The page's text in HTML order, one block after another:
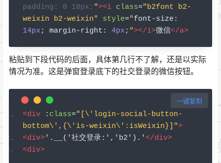
padding: 0 10px; "><i class="b2font b2-
weixin b2-weixin"
style="font-size :
14px ; margin-right : 4px ; "></i>微信</a>
粘贴到下段代码的后面，具体第几行不了解，还是以实际
情况为准。这是弹窗登录底下的社交登录的微信按钮。
<div : class="[\'login-social-button-
bottom\',{\'is-weixin\':isWeixin}]">
<div>'.__('社交登录:','b2').'</div>
<div>
一键复制